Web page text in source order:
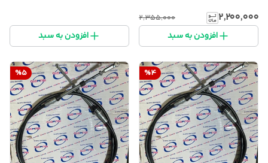
۲٬۲۰۰٬۰۰۰ ۲٬۳۵۵٬۰۰۰
افزودن به سبد افزودن به سبد
%4
%5